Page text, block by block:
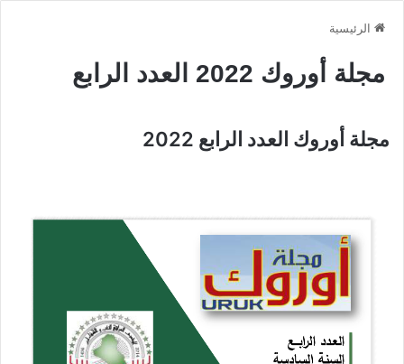
الرئيسية
مجلة أوروك 2022 العدد الرابع
مجلة أوروك العدد الرابع 2022